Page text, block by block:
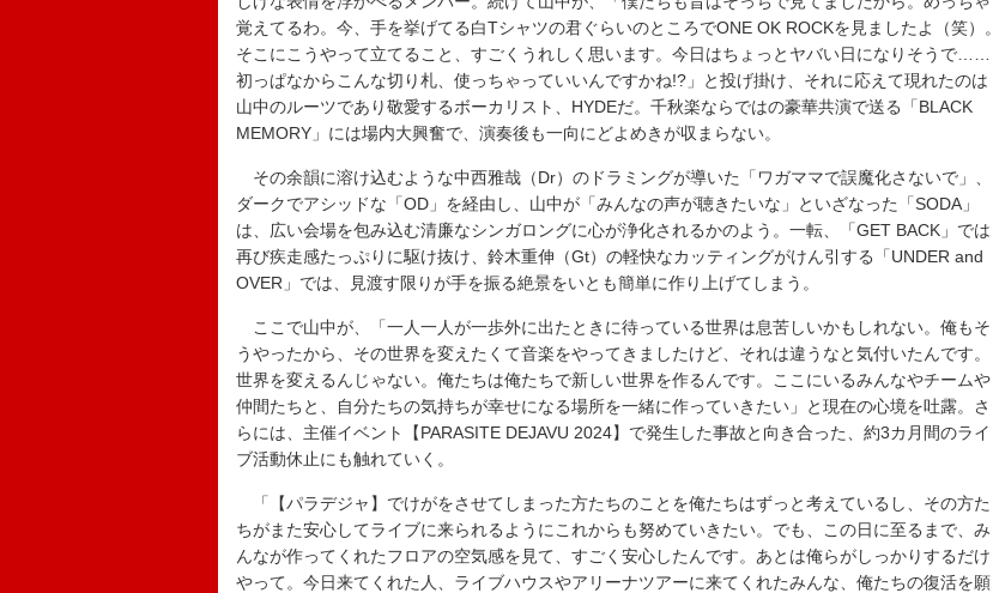
覚えてるわ。今、手を挙げてる白Tシャツの君ぐらいのところでONE OK ROCKを見ましたよ（笑）。
そこにこうやって立てること、すごくうれしく思います。今日はちょっとヤバい日になりそうで……
初っぱなからこんな切り札、使っちゃっていいんですかね!?」と投げ掛け、それに応えて現れたのは
山中のルーツであり敬愛するボーカリスト、HYDEだ。千秋楽ならではの豪華共演で送る「BLACK
MEMORY」には場内大興奮で、演奏後も一向にどよめきが収まらない。
その余韻に溶け込むような中西雅哉（Dr）のドラミングが導いた「ワガママで誤魔化さないで」、
ダークでアシッドな「OD」を経由し、山中が「みんなの声が聴きたいな」といざなった「SODA」
は、広い会場を包み込む清廉なシンガロングに心が浄化されるかのよう。一転、「GET BACK」では
再び疾走感たっぷりに駆け抜け、鈴木重伸（Gt）の軽快なカッティングがけん引する「UNDER and
OVER」では、見渡す限りが手を振る絶景をいとも簡単に作り上げてしまう。
ここで山中が、「一人一人が一歩外に出たときに待っている世界は息苦しいかもしれない。俺もそ
うやったから、その世界を変えたくて音楽をやってきましたけど、それは違うなと気付いたんです。
世界を変えるんじゃない。俺たちは俺たちで新しい世界を作るんです。ここにいるみんなやチームや
仲間たちと、自分たちの気持ちが幸せになる場所を一緒に作っていきたい」と現在の心境を吐露。さ
らには、主催イベント【PARASITE DEJAVU 2024】で発生した事故と向き合った、約3カ月間のライ
ブ活動休止にも触れていく。
「【パラデジャ】でけがをさせてしまった方たちのことを俺たちはずっと考えているし、その方た
ちがまた安心してライブに来られるようにこれからも努めていきたい。でも、この日に至るまで、み
んなが作ってくれたフロアの空気感を見て、すごく安心したんです。あとは俺らがしっかりするだけ
やって。今日来てくれた人、ライブハウスやアリーナツアーに来てくれたみんな、俺たちの復活を願